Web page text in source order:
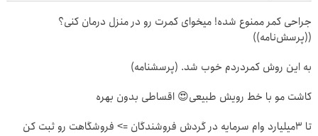
جراحی کمر ممنوع شده! میخوای کمرت رو در منزل درمان کنی؟
((پرسش‌نامه))
به این روش کمردردم خوب شد. (پرسشنامه)
کاشت مو با خط رویش طبیعی😍 اقساطی بدون بهره
تا 3میلیارد وام سرمایه در گردش فروشندگان => فروشگاهت رو ثبت کن